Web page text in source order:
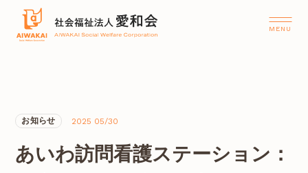
お知らせ 2025 05/30
あいわ訪問看護ステーション：